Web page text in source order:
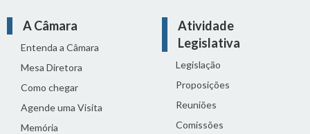
A Câmara
Entenda a Câmara
Mesa Diretora
Como chegar
Agende uma Visita
Memória
Atividade
Legislativa
Legislação
Proposições
Reuniões
Comissões